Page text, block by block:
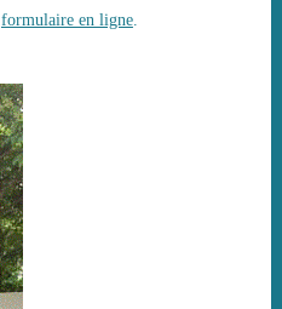
formulaire en ligne.